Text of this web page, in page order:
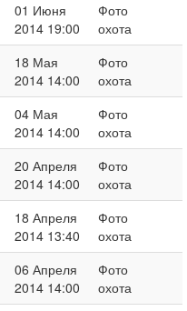
01 Июня
2014 19:00
Фото
охота
18 Мая
2014 14:00
Фото
охота
04 Мая
2014 14:00
Фото
охота
20 Апреля
2014 14:00
Фото
охота
18 Апреля
2014 13:40
Фото
охота
06 Апреля
2014 14:00
Фото
охота